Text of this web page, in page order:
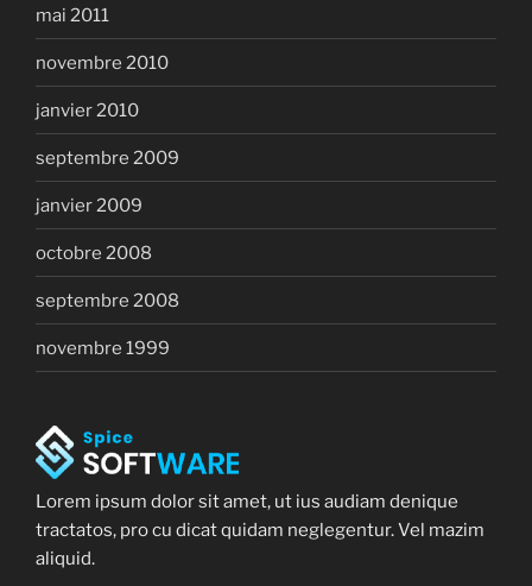
mai 2011
novembre 2010
janvier 2010
septembre 2009
janvier 2009
octobre 2008
septembre 2008
novembre 1999
Lorem ipsum dolor sit amet, ut ius audiam denique
tractatos, pro cu dicat quidam neglegentur. Vel mazim
aliquid.